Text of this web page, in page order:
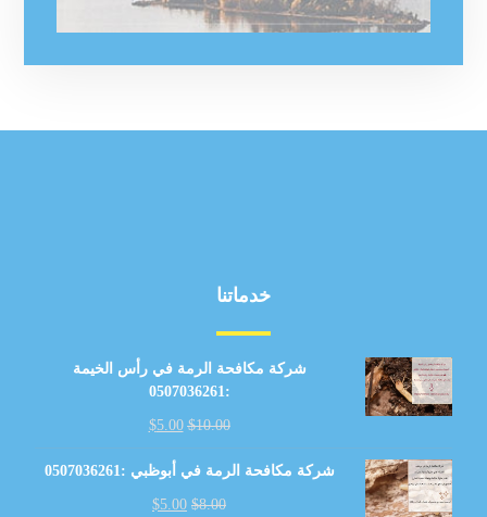
خدماتنا
شركة مكافحة الرمة في رأس الخيمة
:0507036261
$10.00
$5.00
شركة مكافحة الرمة في أبوظبي :0507036261
$8.00
$5.00